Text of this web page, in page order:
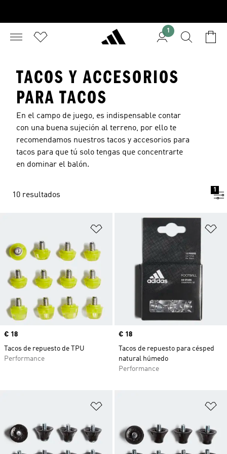
1
TACOS Y ACCESORIOS
PARA TACOS
En el campo de juego, es indispensable contar
con una buena sujeción al terreno, por ello te
recomendamos nuestros tacos y accesorios para
tacos para que tú solo tengas que concentrarte
en dominar el balón.
10 resultados
1
Añadir a la lista de deseos
Precio
€ 18
Tacos de repuesto de TPU
Performance
Precio
€ 18
Tacos de repuesto para césped
natural húmedo
Performance